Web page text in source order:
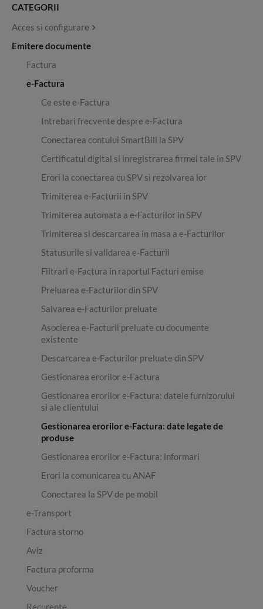
CATEGORII
Acces si configurare
Emitere documente
Factura
e-Factura
Ce este e-Factura
Intrebari frecvente despre e-Factura
Conectarea contului SmartBill la SPV
Certificatul digital si inregistrarea firmei tale in SPV
Erori la conectarea cu SPV si rezolvarea lor
Trimiterea e-Facturii in SPV
Trimiterea automata a e-Facturilor in SPV
Trimiterea si descarcarea in masa a e-Facturilor
Statusurile si validarea e-Facturii
Filtrari e-Factura in raportul Facturi emise
Preluarea e-Facturilor din SPV
Salvarea e-Facturilor preluate
Asocierea e-Facturii preluate cu documente
existente
Descarcarea e-Facturilor preluate din SPV
Gestionarea erorilor e-Factura
Gestionarea erorilor e-Factura: datele furnizorului
si ale clientului
Gestionarea erorilor e-Factura: date legate de
produse
Gestionarea erorilor e-Factura: informari
Erori la comunicarea cu ANAF
Conectarea la SPV de pe mobil
e-Transport
Factura storno
Aviz
Factura proforma
Voucher
Recurente